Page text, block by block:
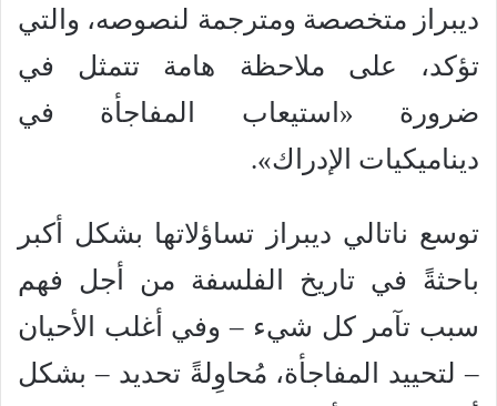
ديبراز متخصصة ومترجمة لنصوصه، والتي
تؤكد، على ملاحظة هامة تتمثل في
ضرورة «استيعاب المفاجأة في
ديناميكيات الإدراك».
توسع ناتالي ديبراز تساؤلاتها بشكل أكبر
باحثةً في تاريخ الفلسفة من أجل فهم
سبب تآمر كل شيء – وفي أغلب الأحيان
– لتحييد المفاجأة، مُحاوِلةً تحديد – بشكل